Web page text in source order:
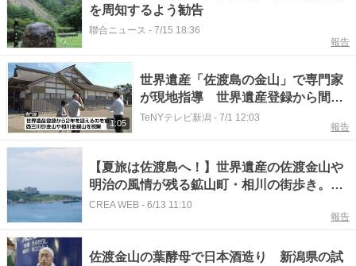
を周知するよう勧告
聯合ニュース - 7/15 18:36
報告
1:05
世界遺産「佐渡島の金山」で専門家
が現地指導 世界遺産登録から間も
なく2年《新潟》
TeNYテレビ新潟 - 7/1 12:03
報告
【夏旅は佐渡島へ！】世界遺産の佐渡金山や
明治の風情が残る鉱山町・相川の街歩き。涼
を呼ぶスイーツ、島ならではの景色を見なが
CREA WEB - 6/13 11:10
報告
佐渡金山の葉酵母で日本酒造り 新潟県の試